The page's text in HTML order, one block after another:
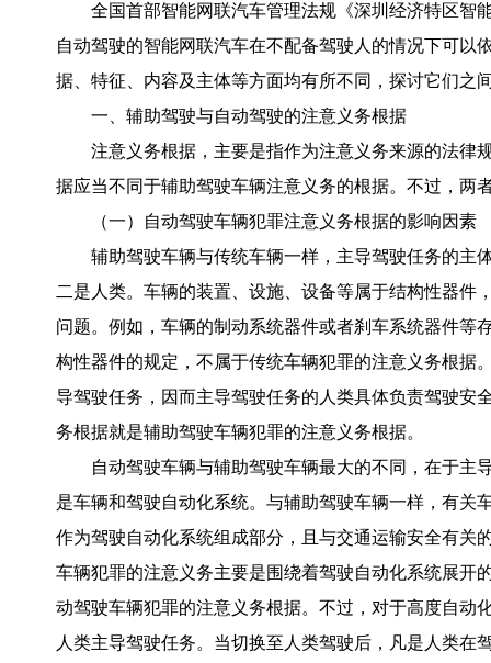
全国首部智能网联汽车管理法规《深圳经济特区智
自动驾驶的智能网联汽车在不配备驾驶人的情况下可以
据、特征、内容及主体等方面均有所不同，探讨它们之
一、辅助驾驶与自动驾驶的注意义务根据
注意义务根据，主要是指作为注意义务来源的法律
据应当不同于辅助驾驶车辆注意义务的根据。不过，两
（一）自动驾驶车辆犯罪注意义务根据的影响因素
辅助驾驶车辆与传统车辆一样，主导驾驶任务的主
二是人类。车辆的装置、设施、设备等属于结构性器件
问题。例如，车辆的制动系统器件或者刹车系统器件等
构性器件的规定，不属于传统车辆犯罪的注意义务根据
导驾驶任务，因而主导驾驶任务的人类具体负责驾驶安
务根据就是辅助驾驶车辆犯罪的注意义务根据。
自动驾驶车辆与辅助驾驶车辆最大的不同，在于主
是车辆和驾驶自动化系统。与辅助驾驶车辆一样，有关
作为驾驶自动化系统组成部分，且与交通运输安全有关
车辆犯罪的注意义务主要是围绕着驾驶自动化系统展开
动驾驶车辆犯罪的注意义务根据。不过，对于高度自动
人类主导驾驶任务。当切换至人类驾驶后，凡是人类